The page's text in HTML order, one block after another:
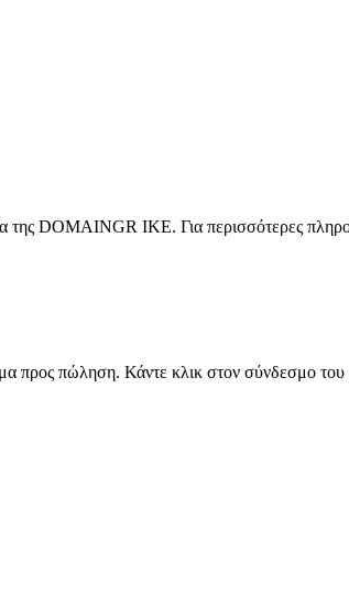
της DOMAINGR ΙΚΕ. Για περισσότερες
προς πώληση. Κάντε κλικ στον σύνδεσμο του